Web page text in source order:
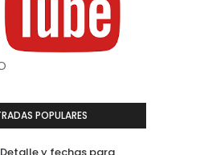
POPULARES